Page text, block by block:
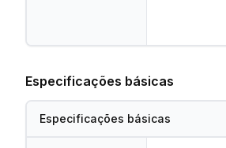
Especificações básicas
Especificações básicas